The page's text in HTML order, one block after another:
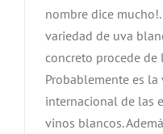
nombre dice
variedad de uva
concreto procede de
Probablemente es
internacional de las
vinos blancos.